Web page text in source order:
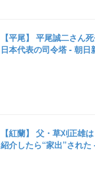
【平尾】 平尾誠二さん
日本代表の司令塔 - 朝日
【紅蘭】 父・草刈正雄
紹介したら“家出”された